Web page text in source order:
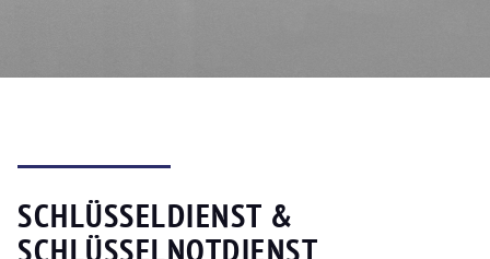
SCHLÜSSELDIENST &
SCHLÜSSELNOTDIENST